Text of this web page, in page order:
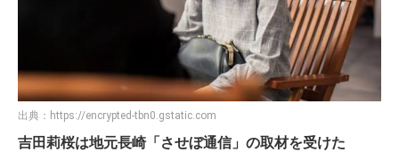
出典： https://encrypted-tbn0.gstatic.com
吉田莉桜は地元長崎「させぼ通信」の取材を受けた